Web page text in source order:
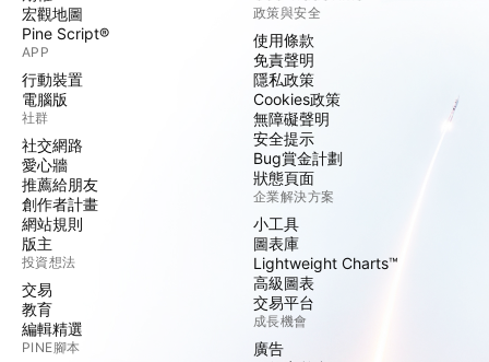
宏觀地圖
Pine Script®
APP
行動裝置
電腦版
社群
社交網路
愛心牆
推薦給朋友
創作者計畫
網站規則
版主
投資想法
交易
教育
編輯精選
PINE腳本
政策與安全
使用條款
免責聲明
隱私政策
Cookies政策
無障礙聲明
安全提示
Bug賞金計劃
狀態頁面
企業解決方案
小工具
圖表庫
Lightweight Charts™
高級圖表
交易平台
成長機會
廣告